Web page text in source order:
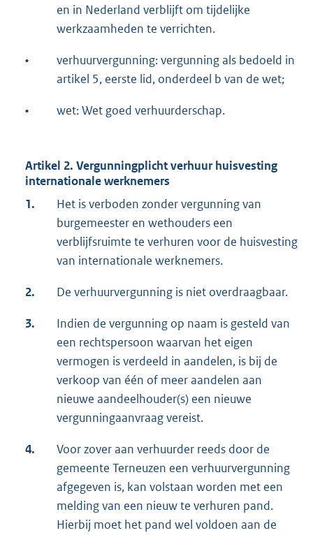
en in Nederland verblijft om tijdelijke
werkzaamheden te verrichten.
•
verhuurvergunning: vergunning als bedoeld in
artikel 5, eerste lid, onderdeel b van de wet;
• wet: Wet goed verhuurderschap.
Artikel 2. Vergunningplicht verhuur huisvesting
internationale werknemers
1.
Het is verboden zonder vergunning van
burgemeester en wethouders een
verblijfsruimte te verhuren voor de huisvesting
van internationale werknemers.
2. De verhuurvergunning is niet overdraagbaar.
3.
Indien de vergunning op naam is gesteld van
een rechtspersoon waarvan het eigen
vermogen is verdeeld in aandelen, is bij de
verkoop van één of meer aandelen aan
nieuwe aandeelhouder(s) een nieuwe
vergunningaanvraag vereist.
4.
Voor zover aan verhuurder reeds door de
gemeente Terneuzen een verhuurvergunning
afgegeven is, kan volstaan worden met een
melding van een nieuw te verhuren pand.
Hierbij moet het pand wel voldoen aan de